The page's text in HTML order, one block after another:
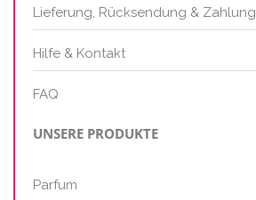
Lieferung, Rücksendung & Zahlung
Hilfe & Kontakt
FAQ
UNSERE PRODUKTE
Parfum